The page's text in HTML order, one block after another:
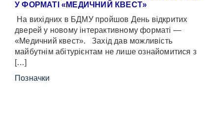
У ФОРМАТІ «МЕДИЧНИЙ КВЕСТ»
На вихідних в БДМУ пройшов День відкритих
дверей у новому інтерактивному форматі —
«Медичний квест». Захід дав можливість
майбутнім абітурієнтам не лише ознайомитися з
[…]
Позначки